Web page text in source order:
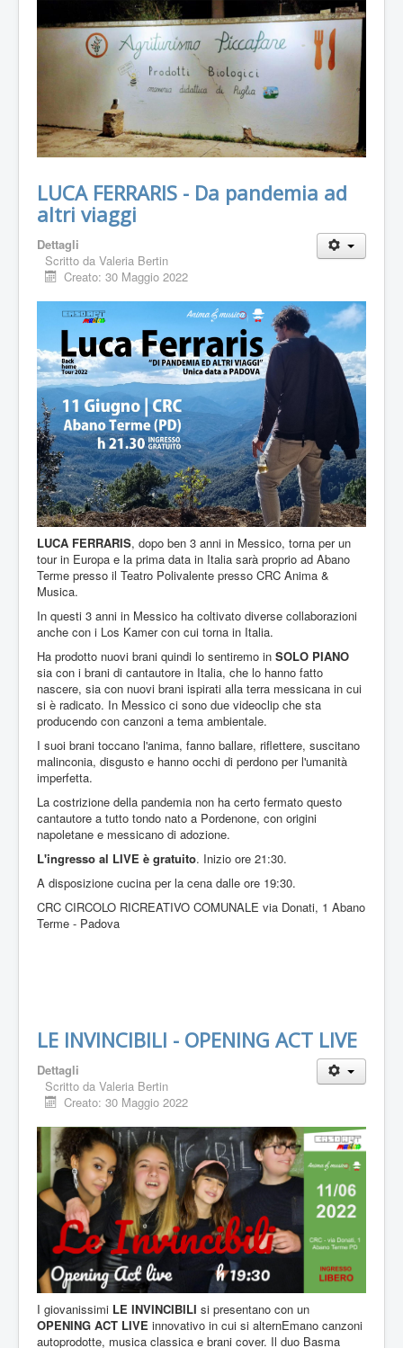
LUCA FERRARIS - Da pandemia ad
altri viaggi
Dettagli
Scritto da Valeria Bertin
Creato: 30 Maggio 2022
LUCA FERRARIS, dopo ben 3 anni in Messico, torna per un
tour in Europa e la prima data in Italia sarà proprio ad Abano
Terme presso il Teatro Polivalente presso CRC Anima &
Musica.
In questi 3 anni in Messico ha coltivato diverse collaborazioni
anche con i Los Kamer con cui torna in Italia.
Ha prodotto nuovi brani quindi lo sentiremo in SOLO PIANO
sia con i brani di cantautore in Italia, che lo hanno fatto
nascere, sia con nuovi brani ispirati alla terra messicana in cui
si è radicato. In Messico ci sono due videoclip che sta
producendo con canzoni a tema ambientale.
I suoi brani toccano l'anima, fanno ballare, riflettere, suscitano
malinconia, disgusto e hanno occhi di perdono per l'umanità
imperfetta.
La costrizione della pandemia non ha certo fermato questo
cantautore a tutto tondo nato a Pordenone, con origini
napoletane e messicano di adozione.
L'ingresso al LIVE è gratuito. Inizio ore 21:30.
A disposizione cucina per la cena dalle ore 19:30.
CRC CIRCOLO RICREATIVO COMUNALE via Donati, 1 Abano
Terme - Padova
LE INVINCIBILI - OPENING ACT LIVE
Dettagli
Scritto da Valeria Bertin
Creato: 30 Maggio 2022
I giovanissimi LE INVINCIBILI si presentano con un
OPENING ACT LIVE innovativo in cui si alternEmano canzoni
autoprodotte, musica classica e brani cover. Il duo Basma